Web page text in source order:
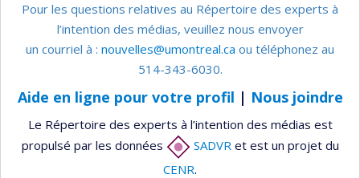
Pour les questions relatives au Répertoire des experts à
l’intention des médias, veuillez nous envoyer
un courriel à : nouvelles@umontreal.ca ou téléphonez au
514-343-6030.
Aide en ligne pour votre profil | Nous joindre
Le Répertoire des experts à l’intention des médias est
propulsé par les données
SADVRet est un projet du
CENR.